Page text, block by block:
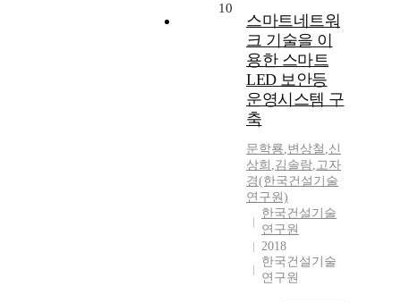
10
스마트네트워
크 기술을 이
용한 스마트
LED 보안등
운영시스템 구
축
문학룡,변상철 ,신
상희 ,김솔람,고자
경(한국건설기술
연구원)
한국건설기술
연구원
2018
한국건설기술
연구원